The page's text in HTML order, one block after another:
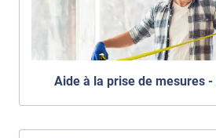
Aide à la prise de mesures